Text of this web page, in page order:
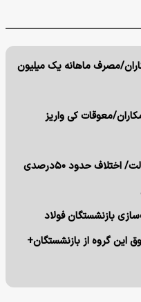
مصرف ماهانه یک میلیون
گندمکاران/معوقات کی واریز
شکاف مزدی در ایستگاه کارمندان دولت/ اختلاف حدود ۵۰درصدی
بازنشستگان فولاد
این گروه از بازنشستگان+